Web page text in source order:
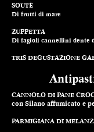
SOUTÈ
Di frutti di mare
ZUPPETTA
Di fagioli cannellini dente
TRIS DEGUSTAZIONE
CANNOLO DI PANE
con Silano affumicato e
PARMIGIANA DI